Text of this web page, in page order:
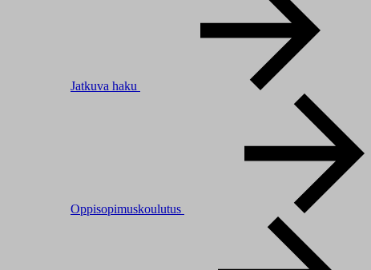
Jatkuva haku
Oppisopimuskoulutus